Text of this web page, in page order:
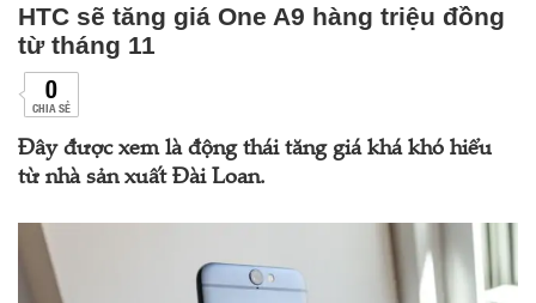
HTC sẽ tăng giá One A9 hàng triệu đồng
từ tháng 11
0
CHIA SẺ
Đây được xem là động thái tăng giá khá khó hiểu
từ nhà sản xuất Đài Loan.